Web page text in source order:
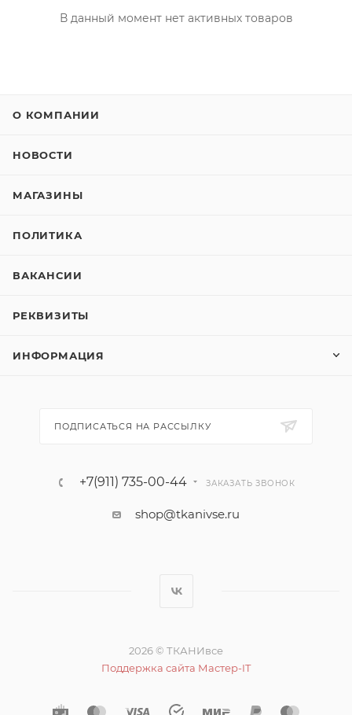
В данный момент нет активных товаров
О КОМПАНИИ
НОВОСТИ
МАГАЗИНЫ
ПОЛИТИКА
ВАКАНСИИ
РЕКВИЗИТЫ
ИНФОРМАЦИЯ
ПОДПИСАТЬСЯ НА РАССЫЛКУ
+7(911) 735-00-44 ЗАКАЗАТЬ ЗВОНОК
shop@tkanivse.ru
2026 © ТКАНИвсе
Поддержка сайта Мастер-IT